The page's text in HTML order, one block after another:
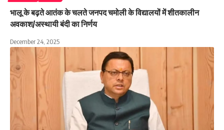
भालू के बढ़ते आतंक के चलते जनपद चमोली के विद्यालयों में शीतकालीन
अवकाश/अस्थायी बंदी का निर्णय
December 24, 2025